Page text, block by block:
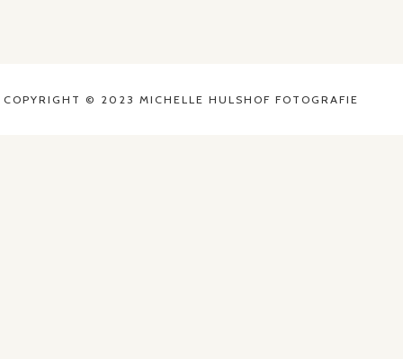
COPYRIGHT © 2023 MICHELLE HULSHOF FOTOGRAFIE